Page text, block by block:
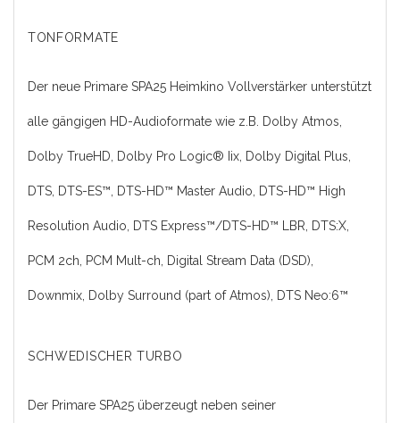
TONFORMATE
Der neue Primare SPA25 Heimkino Vollverstärker unterstützt
alle gängigen HD-Audioformate wie z.B. Dolby Atmos,
Dolby TrueHD, Dolby Pro Logic® Iix, Dolby Digital Plus,
DTS, DTS-ES™, DTS-HD™ Master Audio, DTS-HD™ High
Resolution Audio, DTS Express™/DTS-HD™ LBR, DTS:X,
PCM 2ch, PCM Mult-ch, Digital Stream Data (DSD),
Downmix, Dolby Surround (part of Atmos), DTS Neo:6™
SCHWEDISCHER TURBO
Der Primare SPA25 überzeugt neben seiner